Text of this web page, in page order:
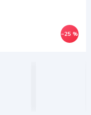
–25 %